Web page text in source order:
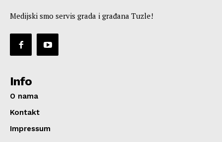
Medijski smo servis grada i građana Tuzle!
Info
O nama
Kontakt
Impressum